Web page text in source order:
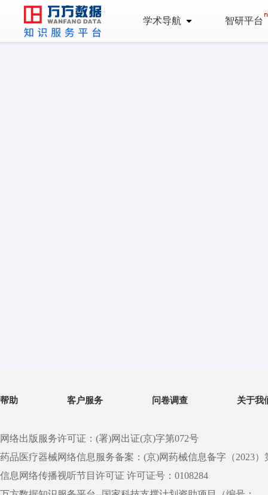
学术导航 智研平台
帮助 客户服务 问卷调查 关于我
网络出版服务许可证：(署)网出证(京)字第072号
药品医疗器械网络信息服务备案：(京)网药械信息备字（2023）
信息网络传播视听节目许可证 许可证号：0108284